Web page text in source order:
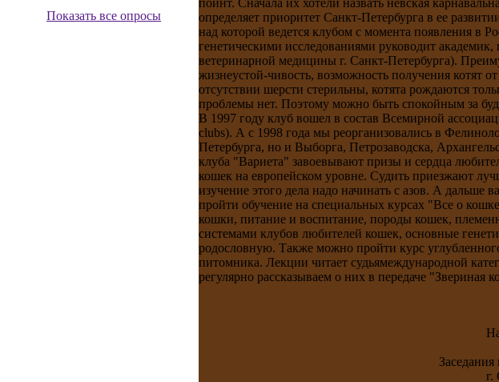
Показать все опросы
пойнт. Сначала их хотели назвать невская
определяет приоритет Санкт-Петербурга в ее
над которой ведется клубом с момента появления в
генетическими исследованиями руководит
ветеринарной медицины г. Санкт-Петербурга).
жизнеустой-чивость, возможность получения котят
отсутствии шерсти стерильны, котята рождаются
проблемы нет. Поэтому можно быть спокойным за
В 1997 году клуб вошел в состав Всемирной
clubs). А с 1998 года мы реорганизовались в
Петербурга, но и Выборга, Петрозаводска,
клуба "Вариета" завоевывают призы и сердца
кошек на европейском уровне. Судить приезжают
изучение этого дела надо начинать с азов. А
пройти обучение на специальных курсах "Все о
кошки, питание и воспитание, породы кошек,
системами клубов любителей кошек, основные
родословную. Также можно пройти курс
питомника. Лекции читает судьямеждународной
регулярно рассказываем о них в передаче "Звериная
Заседания
г.